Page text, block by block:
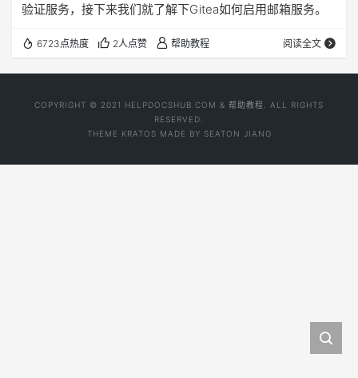
验证服务，接下来我们就了解下Gitea如何启用邮箱服务。
6723点热度 2人点赞 帮助教程 阅读全文
COPYRIGHT © 2021 HELPDOCSHUB.COM & 帮助教程. ALL RIGHTS
RESERVED.
THEME KRATOS MADE BY SEATON JIANG